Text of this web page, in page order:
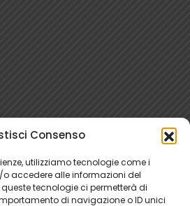
Consenso
utilizziamo tecnologie come i
o accedere alle informazioni del
tecnologie ci permetterà di
di navigazione o ID unici